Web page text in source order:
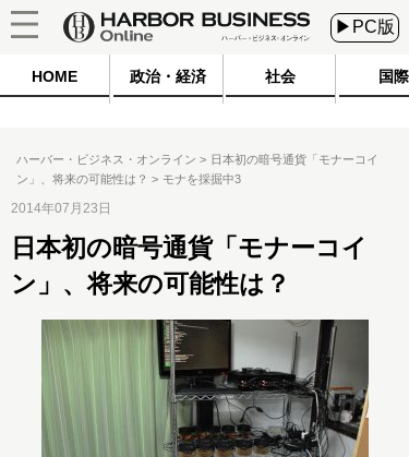
▶PC版
HOME 政治・経済 社会 国際
ハーバー・ビジネス・オンライン
日本初の暗号通貨「モナーコイ
ン」、将来の可能性は？
モナを採掘中3
2014年07月23日
日本初の暗号通貨「モナーコイ
ン」、将来の可能性は？